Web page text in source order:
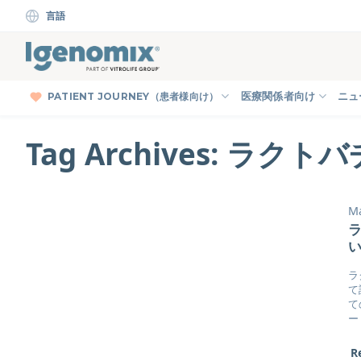
content
言語
PATIENT JOURNEY（患者様向け） 医療関係者向け ニ
Tag Archives: ラクトバ
て
て